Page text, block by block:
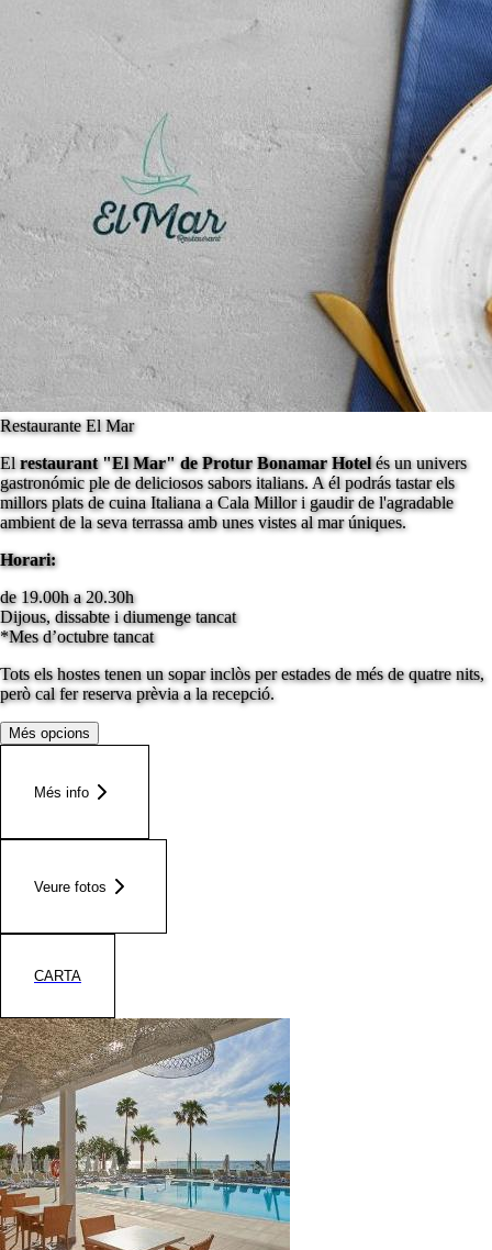
Restaurante El Mar
Elrestaurant "El Mar" de Protur Bonamar Hotelés un univers
gastronómic ple de deliciosos sabors italians. A él podrás tastar els
millors plats de cuina Italiana a Cala Millor i gaudir de l'agradable
ambient de la seva terrassa amb unes vistes al mar úniques.
Horari:
de 19.00h a 20.30h
Dijous, dissabte i diumenge tancat
*Mes d’octubre tancat
Tots els hostes tenen un sopar inclòs per estades de més de quatre nits,
però cal fer reserva prèvia a la recepció.
Més opcions
Més info
Veure fotos
CARTA